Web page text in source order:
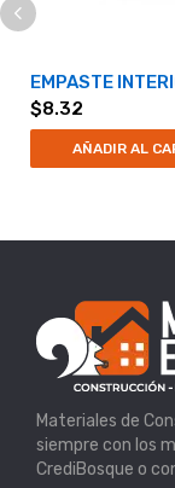
EMPASTE
$8.32
AÑADIR AL
Materiales de
siempre con los
CrediBosque o